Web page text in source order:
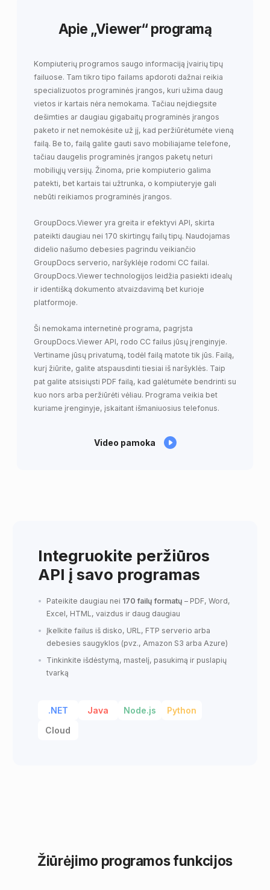
Apie „Viewer“ programą
Kompiuterių programos saugo informaciją įvairių tipų
failuose. Tam tikro tipo failams apdoroti dažnai reikia
specializuotos programinės įrangos, kuri užima daug
vietos ir kartais nėra nemokama. Tačiau neįdiegsite
dešimties ar daugiau gigabaitų programinės įrangos
paketo ir net nemokėsite už jį, kad peržiūrėtumėte vieną
failą. Be to, failą galite gauti savo mobiliajame telefone,
tačiau daugelis programinės įrangos paketų neturi
mobiliųjų versijų. Žinoma, prie kompiuterio galima
patekti, bet kartais tai užtrunka, o kompiuteryje gali
nebūti reikiamos programinės įrangos.
GroupDocs.Viewer yra greita ir efektyvi API, skirta
pateikti daugiau nei 170 skirtingų failų tipų. Naudojamas
didelio našumo debesies pagrindu veikiančio
GroupDocs serverio, naršyklėje rodomi CC failai.
GroupDocs.Viewer technologijos leidžia pasiekti idealų
ir identišką dokumento atvaizdavimą bet kurioje
platformoje.
Ši nemokama internetinė programa, pagrįsta
GroupDocs.Viewer API, rodo CC failus jūsų įrenginyje.
Vertiname jūsų privatumą, todėl failą matote tik jūs. Failą,
kurį žiūrite, galite atspausdinti tiesiai iš naršyklės. Taip
pat galite atsisiųsti PDF failą, kad galėtumėte bendrinti su
kuo nors arba peržiūrėti vėliau. Programa veikia bet
kuriame įrenginyje, įskaitant išmaniuosius telefonus.
Video pamoka
Integruokite peržiūros
API į savo programas
Pateikite daugiau nei 170 failų formatų – PDF, Word,
Excel, HTML, vaizdus ir daug daugiau
Įkelkite failus iš disko, URL, FTP serverio arba
debesies saugyklos (pvz., Amazon S3 arba Azure)
Tinkinkite išdėstymą, mastelį, pasukimą ir puslapių
tvarką
.NET Java Node.js
Python
Cloud
Žiūrėjimo programos funkcijos